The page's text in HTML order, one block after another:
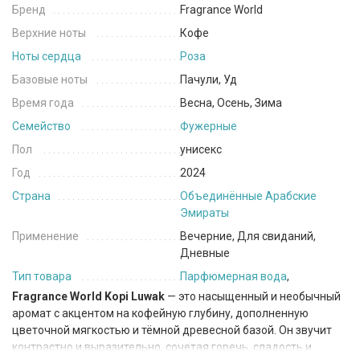
Бренд
Fragrance World
Верхние ноты
Кофе
Ноты сердца
Роза
Базовые ноты
Пачули, Уд
Время года
Весна, Осень, Зима
Семейство
Фужерные
Пол
унисекс
Год
2024
Страна
Объединённые Арабские
Эмираты
Применение
Вечерние, Для свиданий,
Дневные
Тип товара
Парфюмерная вода,
Fragrance World Kopi Luwak — это насыщенный и необычный
аромат с акцентом на кофейную глубину, дополненную
цветочной мягкостью и тёмной древесной базой. Он звучит
контрастно и выразительно, сочетая горечь, сладость и